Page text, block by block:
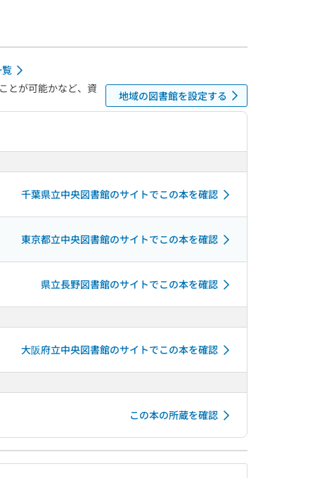
とが可能かなど、資
地域の図書館を設定する
千葉県立中央図書館のサイトでこの本を確認
東京都立中央図書館のサイトでこの本を確認
県立長野図書館のサイトでこの本を確認
大阪府立中央図書館のサイトでこの本を確認
この本の所蔵を確認